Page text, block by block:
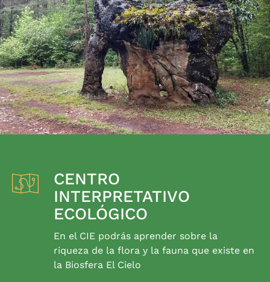
CENTRO
INTERPRETATIVO
ECOLÓGICO
En el CIE podrás aprender sobre la
riqueza de la flora y la fauna que existe en
la Biosfera El Cielo